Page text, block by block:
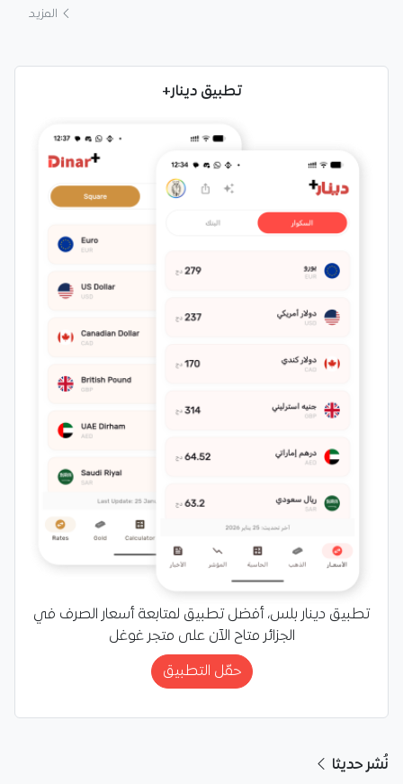
المزيد
تطبيق دينار+
تطبيق دينار بلس، أفضل تطبيق لمتابعة أسعار الصرف في
الجزائر متاح الآن على متجر غوغل
حمّل التطبيق
نُشر حديثا